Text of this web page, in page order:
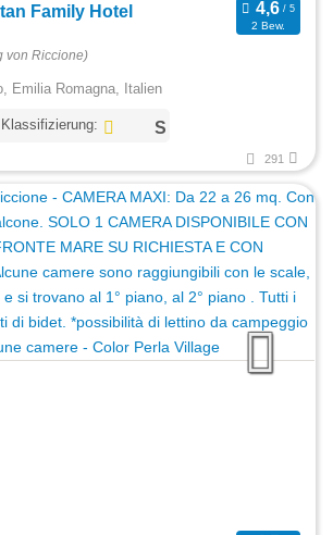
Family Hotel
2 Bew.
von Riccione)
Emilia Romagna, Italien
Klassifizierung:
291